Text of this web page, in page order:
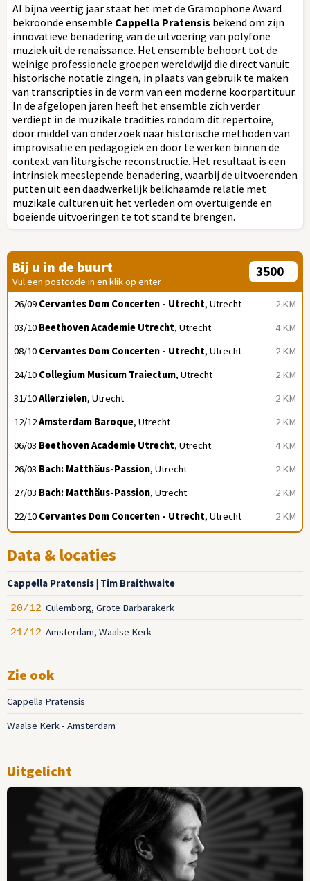
Al bijna veertig jaar staat het met de Gramophone Award
bekroonde ensemble Cappella Pratensis bekend om zijn
innovatieve benadering van de uitvoering van polyfone
muziek uit de renaissance. Het ensemble behoort tot de
weinige professionele groepen wereldwijd die direct vanuit
historische notatie zingen, in plaats van gebruik te maken
van transcripties in de vorm van een moderne koorpartituur.
In de afgelopen jaren heeft het ensemble zich verder
verdiept in de muzikale tradities rondom dit repertoire,
door middel van onderzoek naar historische methoden van
improvisatie en pedagogiek en door te werken binnen de
context van liturgische reconstructie. Het resultaat is een
intrinsiek meeslepende benadering, waarbij de uitvoerenden
putten uit een daadwerkelijk belichaamde relatie met
muzikale culturen uit het verleden om overtuigende en
boeiende uitvoeringen te tot stand te brengen.
Bij u in de buurt
Vul een postcode in en klik op enter
2 KM
26/09 Cervantes Dom Concerten - Utrecht, Utrecht
4 KM
03/10 Beethoven Academie Utrecht, Utrecht
2 KM
08/10 Cervantes Dom Concerten - Utrecht, Utrecht
2 KM
24/10 Collegium Musicum Traiectum, Utrecht
2 KM
31/10Allerzielen, Utrecht
2 KM
12/12Amsterdam Baroque, Utrecht
4 KM
06/03 Beethoven Academie Utrecht, Utrecht
2 KM
26/03 Bach: Matthäus-Passion, Utrecht
2 KM
27/03 Bach: Matthäus-Passion, Utrecht
2 KM
22/10 Cervantes Dom Concerten - Utrecht, Utrecht
Data & locaties
Cappella Pratensis | Tim Braithwaite
20/12 Culemborg, Grote Barbarakerk
21/12 Amsterdam, Waalse Kerk
Zie ook
Cappella Pratensis
Waalse Kerk - Amsterdam
Uitgelicht